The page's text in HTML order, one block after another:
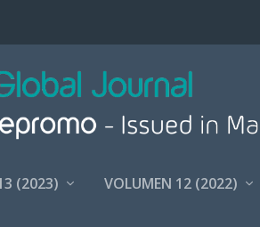
(2023) VOLUMEN 12 (2022)